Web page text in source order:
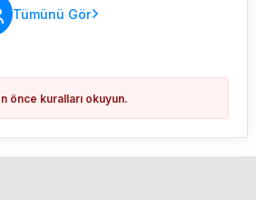
Tümünü Gör
önce kuralları okuyun.